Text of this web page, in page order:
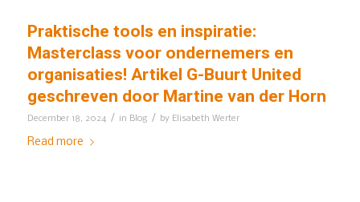
Praktische tools en inspiratie:
Masterclass voor ondernemers en
organisaties! Artikel G-Buurt United
geschreven door Martine van der Horn
December 18, 2024 / in Blog / by Elisabeth Werter
Read more